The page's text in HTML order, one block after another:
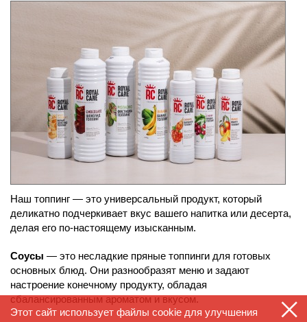
​​​​​​Наш топпинг — это универсальный продукт, который
деликатно подчеркивает вкус вашего напитка или десерта,
делая его по-настоящему изысканным.
Соусы — это несладкие пряные топпинги для готовых
основных блюд. Они разнообразят меню и задают
настроение конечному продукту, обладая
сбалансированным ароматом и вкусом.
Этот сайт использует файлы cookie для улучшения